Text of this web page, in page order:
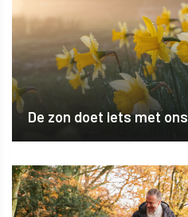
De zon doet iets met ons